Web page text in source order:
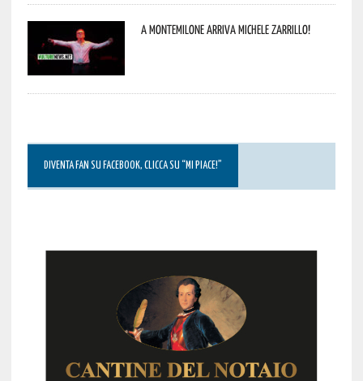
A Montemilone arriva Michele Zarrillo!
DIVENTA FAN SU FACEBOOK, CLICCA SU “MI PIACE!”